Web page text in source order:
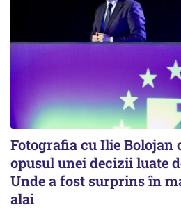
Fotografia cu Ilie Bolojan
opusul unei decizii luate
Unde a fost surprins în
alai